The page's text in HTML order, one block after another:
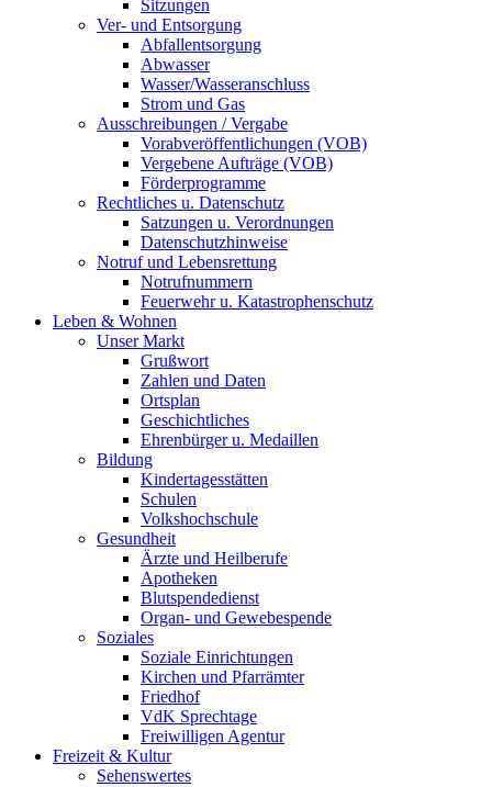
Sitzungen
Ver- und Entsorgung
Abfallentsorgung
Abwasser
Wasser/Wasseranschluss
Strom und Gas
Ausschreibungen / Vergabe
Vorabveröffentlichungen (VOB)
Vergebene Aufträge (VOB)
Förderprogramme
Rechtliches u. Datenschutz
Satzungen u. Verordnungen
Datenschutzhinweise
Notruf und Lebensrettung
Notrufnummern
Feuerwehr u. Katastrophenschutz
Leben & Wohnen
Unser Markt
Grußwort
Zahlen und Daten
Ortsplan
Geschichtliches
Ehrenbürger u. Medaillen
Bildung
Kindertagesstätten
Schulen
Volkshochschule
Gesundheit
Ärzte und Heilberufe
Apotheken
Blutspendedienst
Organ- und Gewebespende
Soziales
Soziale Einrichtungen
Kirchen und Pfarrämter
Friedhof
VdK Sprechtage
Freiwilligen Agentur
Freizeit & Kultur
Sehenswertes